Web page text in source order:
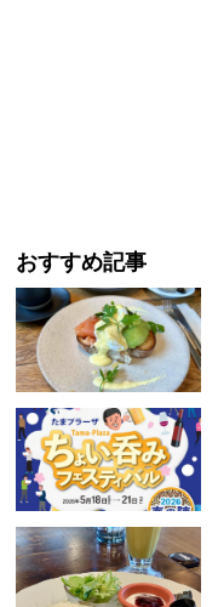
おすすめ記事